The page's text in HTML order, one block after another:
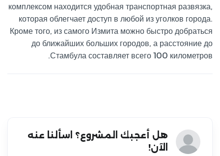
комплексом находится удобная транспортная развязка,
которая облегчает доступ в любой из уголков города.
Кроме того, из самого Измита можно быстро добраться
до ближайших больших городов, а расстояние до
Стамбула составляет всего 100 километров.
هل أعجبك المشروع؟ اسألنا عنه
الآن!